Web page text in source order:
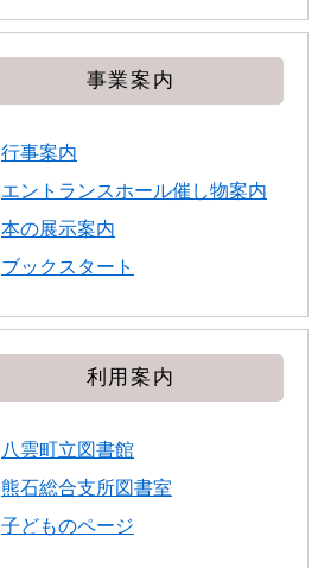
事業案内
行事案内
エントランスホール催し物案内
本の展示案内
ブックスタート
利用案内
八雲町立図書館
熊石総合支所図書室
子どものページ